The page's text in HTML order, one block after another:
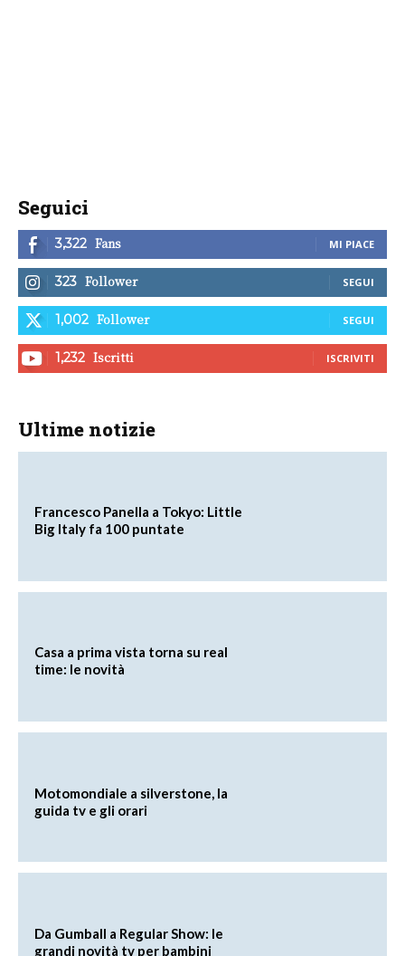
Seguici
3,322 Fans MI PIACE
323 Follower SEGUI
1,002 Follower SEGUI
1,232 Iscritti ISCRIVITI
Ultime notizie
Francesco Panella a Tokyo: Little
Big Italy fa 100 puntate
Casa a prima vista torna su real
time: le novità
Motomondiale a silverstone, la
guida tv e gli orari
Da Gumball a Regular Show: le
grandi novità tv per bambini